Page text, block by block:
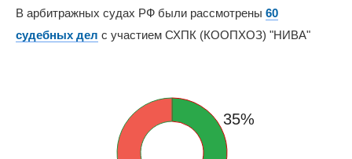
В арбитражных судах РФ были рассмотрены 60
судебных дел с участием СХПК (КООПХОЗ) "НИВА"
35%